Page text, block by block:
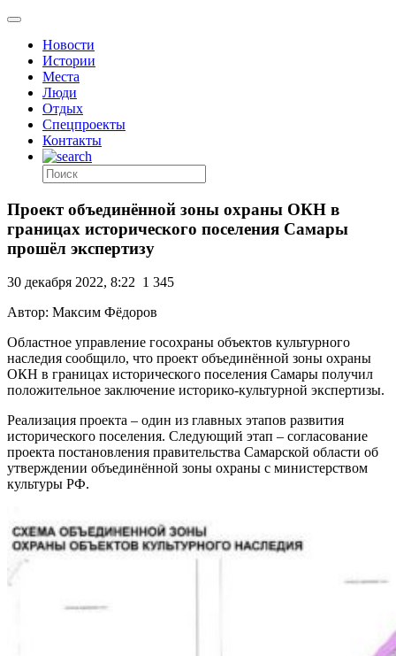
Новости
Истории
Места
Люди
Отдых
Спецпроекты
Контакты
Проект объединённой зоны охраны ОКН в
границах исторического поселения Самары
прошёл экспертизу
30 декабря 2022, 8:22 1 345
Автор: Максим Фёдоров
Областное управление госохраны объектов культурного
наследия сообщило, что проект объединённой зоны охраны
ОКН в границах исторического поселения Самары получил
положительное заключение историко-культурной экспертизы.
Реализация проекта – один из главных этапов развития
исторического поселения. Следующий этап – согласование
проекта постановления правительства Самарской области об
утверждении объединённой зоны охраны с министерством
культуры РФ.